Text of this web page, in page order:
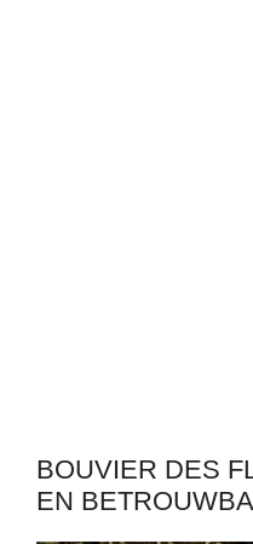
BOUVIER DES
EN